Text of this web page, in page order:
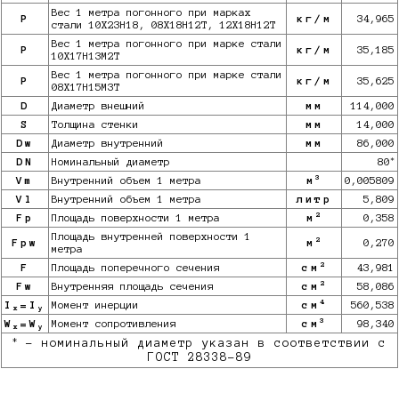
P
Вес 1 метра погонного при марках
стали 10Х23Н18, 08Х18Н12Т, 12Х18Н12Т
кг/м 34,965
P
Вес 1 метра погонного при марке стали
10X17Н13М2Т
кг/м 35,185
P
Вес 1 метра погонного при марке стали
08Х17Н15М3Т
кг/м 35,625
D Диаметр внешний мм
114,000
S
Толщина стенки мм
14,000
Dw
Диаметр внутренний мм
86,000
DN
Номинальный диаметр 80*
Vm Внутренний объем 1 метра м 3
0,005809
Vl
Внутренний объем 1 метра литр
5,809
Fp
Площадь поверхности 1 метра м 2 0,358
Fpw
Площадь внутренней поверхности 1
метра
м 2 0,270
F Площадь поперечного сечения см 2
43,981
Fw
Внутренняя площадь сечения см 2
58,086
I x =I y Момент инерции см 4
560,538
W x =W y Момент сопротивления см 3 98,340
*
- номинальный диаметр указан в соответствии с
ГОСТ 28338-89